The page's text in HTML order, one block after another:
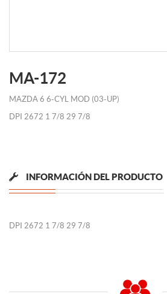
MA-172
MAZDA 6 6-CYL MOD (03-UP)
DPI 2672 1 7/8 29 7/8
INFORMACIÓN DEL PRODUCTO
DPI 2672 1 7/8 29 7/8